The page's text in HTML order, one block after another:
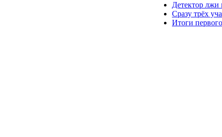
Детектор
Сразу трёх
Итоги